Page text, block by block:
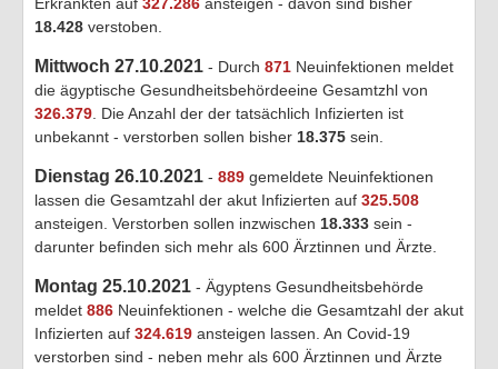
18.428 verstoben.
Mittwoch 27.10.2021 - Durch 871 Neuinfektionen meldet
die ägyptische Gesundheitsbehördeeine Gesamtzhl von
326.379 . Die Anzahl der der tatsächlich Infizierten ist
unbekannt - verstorben sollen bisher 18.375 sein.
Dienstag 26.10.2021 - 889 gemeldete Neuinfektionen
lassen die Gesamtzahl der akut Infizierten auf 325.508
ansteigen. Verstorben sollen inzwischen 18.333 sein -
darunter befinden sich mehr als 600 Ärztinnen und Ärzte.
Montag 25.10.2021 - Ägyptens Gesundheitsbehörde
meldet 886 Neuinfektionen - welche die Gesamtzahl der akut
Infizierten auf 324.619 ansteigen lassen. An Covid-19
verstorben sind - neben mehr als 600 Ärztinnen und Ärzte